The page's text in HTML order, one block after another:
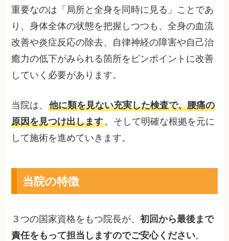
重要なのは「局所と全身を同時に見る」ことであ
り、身体全体の状態を把握しつつも、全身の血流
改善や炎症反応の除去、自律神経の障害や自己治
癒力の低下がみられる箇所をピンポイントに改善
していく必要があります。
当院は、他に類を見ない充実した検査で、腰痛の
原因を見つけ出します。そして明確な根拠を元に
して施術を進めていきます。
当院の特徴
３つの国家資格をもつ院長が、初回から最後まで
責任をもって担当しますのでご安心ください。